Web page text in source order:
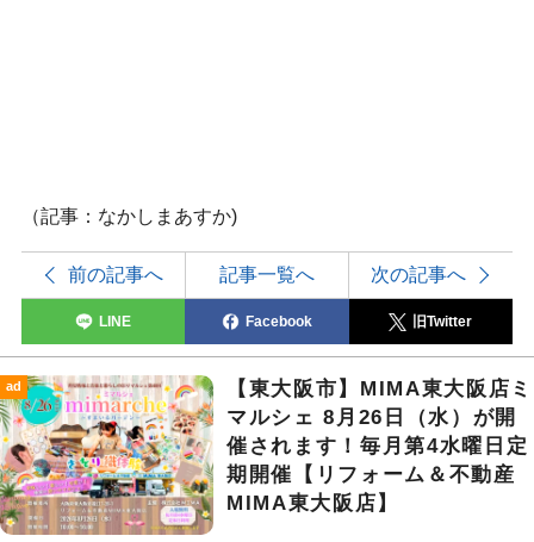
（記事：なかしまあすか)
前の記事へ 記事一覧へ 次の記事へ
LINE Facebook 旧Twitter
ad
【東大阪市】MIMA東大阪店ミ
マルシェ 8月26日（水）が開
催されます！毎月第4水曜日定
期開催【リフォーム＆不動産
MIMA東大阪店】